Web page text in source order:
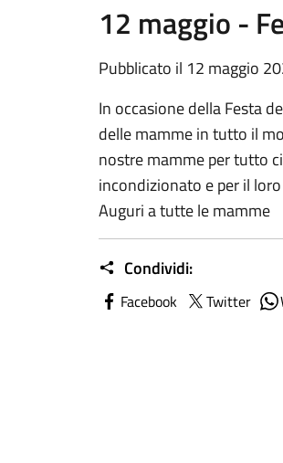
12 maggio -
Pubblicato il 12 maggio
In occasione della Festa
delle mamme in tutto il
nostre mamme per tutto
incondizionato e per il
Auguri a tutte le mamme
Condividi:
Facebook Twitter